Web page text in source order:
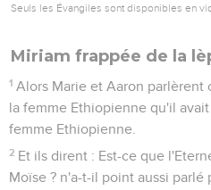
Seuls les Évangiles sont disponibles en
Miriam frappée de la
1 Alors Marie et Aaron parlèrent
la femme Ethiopienne qu'il
femme Ethiopienne.
2 Et ils dirent : Est-ce que
Moïse ? n'a-t-il point aussi parlé